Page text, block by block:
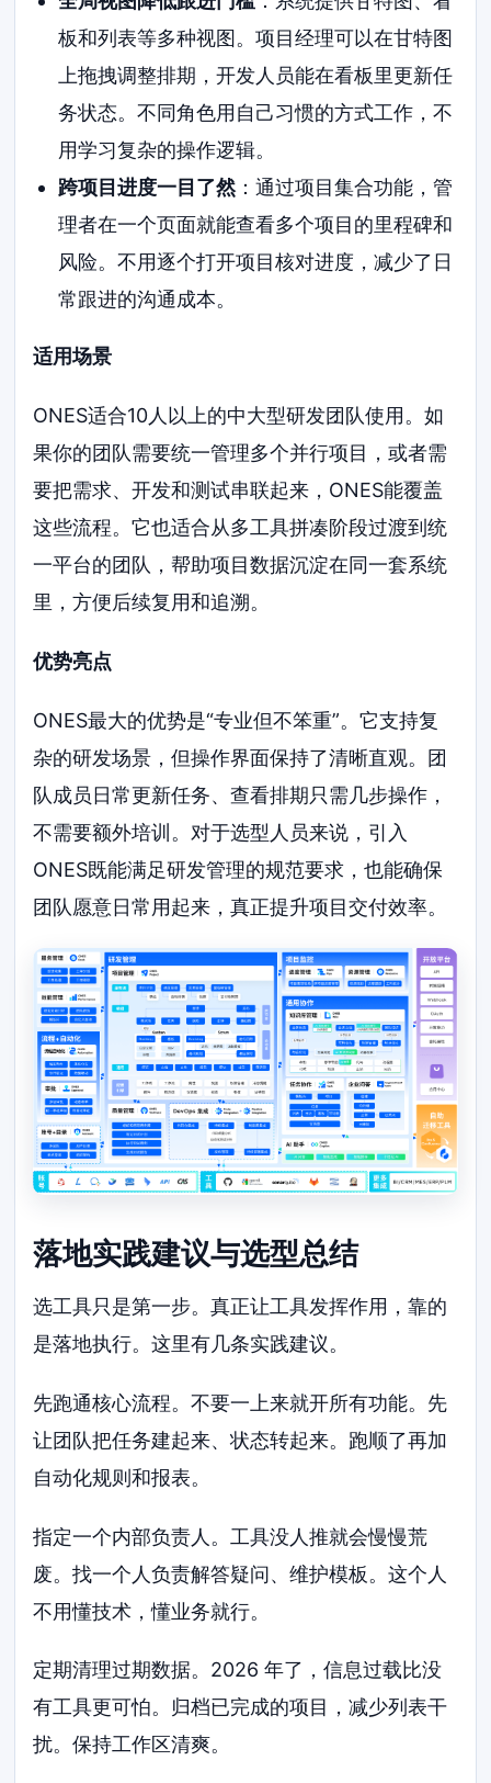
板和列表等多种视图。项目经理可以在甘特图
上拖拽调整排期，开发人员能在看板里更新任
务状态。不同角色用自己习惯的方式工作，不
用学习复杂的操作逻辑。
跨项目进度一目了然：通过项目集合功能，管
理者在一个页面就能查看多个项目的里程碑和
风险。不用逐个打开项目核对进度，减少了日
常跟进的沟通成本。
适用场景
ONES适合10人以上的中大型研发团队使用。如
果你的团队需要统一管理多个并行项目，或者需
要把需求、开发和测试串联起来，ONES能覆盖
这些流程。它也适合从多工具拼凑阶段过渡到统
一平台的团队，帮助项目数据沉淀在同一套系统
里，方便后续复用和追溯。
优势亮点
ONES最大的优势是“专业但不笨重”。它支持复
杂的研发场景，但操作界面保持了清晰直观。团
队成员日常更新任务、查看排期只需几步操作，
不需要额外培训。对于选型人员来说，引入
ONES既能满足研发管理的规范要求，也能确保
团队愿意日常用起来，真正提升项目交付效率。
落地实践建议与选型总结
选工具只是第一步。真正让工具发挥作用，靠的
是落地执行。这里有几条实践建议。
先跑通核心流程。不要一上来就开所有功能。先
让团队把任务建起来、状态转起来。跑顺了再加
自动化规则和报表。
指定一个内部负责人。工具没人推就会慢慢荒
废。找一个人负责解答疑问、维护模板。这个人
不用懂技术，懂业务就行。
定期清理过期数据。2026 年了，信息过载比没
有工具更可怕。归档已完成的项目，减少列表干
扰。保持工作区清爽。